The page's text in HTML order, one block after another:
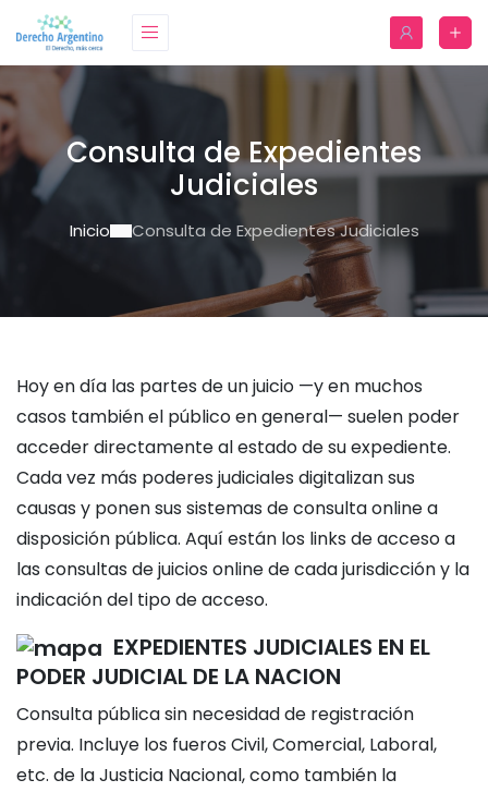
Consulta de Expedientes
Judiciales
Inicio Consulta de Expedientes Judiciales
Hoy en día las partes de un juicio —y en muchos
casos también el público en general— suelen poder
acceder directamente al estado de su expediente.
Cada vez más poderes judiciales digitalizan sus
causas y ponen sus sistemas de consulta online a
disposición pública. Aquí están los links de acceso a
las consultas de juicios online de cada jurisdicción y la
indicación del tipo de acceso.
EXPEDIENTES JUDICIALES EN EL
PODER JUDICIAL DE LA NACION
Consulta pública sin necesidad de registración
previa. Incluye los fueros Civil, Comercial, Laboral,
etc. de la Justicia Nacional, como también la